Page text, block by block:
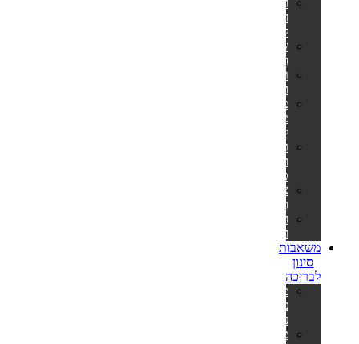
חומרי
חיטוי
לבריכה
שואבים
וסקימרים
רובוטים
ושואבים
מערכות
מלח
לבריכה
רשתות
ומוטות
טלסקופיים
צינורות
ומתאמים
חבילות
חומרים
משאבות
סינון
לבריכה
משאבות
פילטר
נייר
משאבות